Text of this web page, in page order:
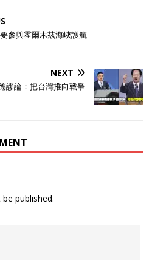
參與霍爾木茲海峽護航
NEXT
謬論：把台灣推向戰爭
published.